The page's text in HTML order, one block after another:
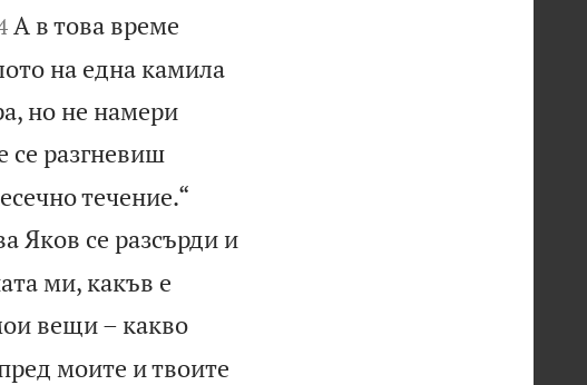
А в това време
на една камила
но не намери
се разгневиш
течение.“
Яков се разсърди и
ми, какъв е
вещи – какво
моите и твоите